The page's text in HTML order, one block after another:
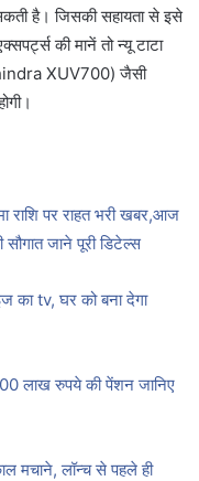
है। जिसकी सहायता से इसे
की मानें तो न्यू टाटा
XUV700) जैसी
राशि पर राहत भरी खबर,आज
जाने पूरी डिटेल्स
tv, घर को बना देगा
लाख रुपये की पेंशन जानिए
मचाने, लॉन्च से पहले ही